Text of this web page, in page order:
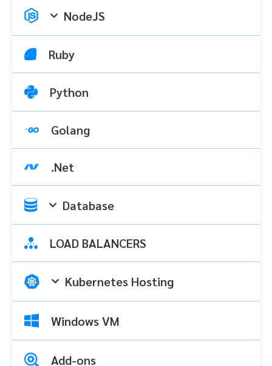
NodeJS
Ruby
Python
Golang
.Net
Database
LOAD BALANCERS
Kubernetes Hosting
Windows VM
Add-ons